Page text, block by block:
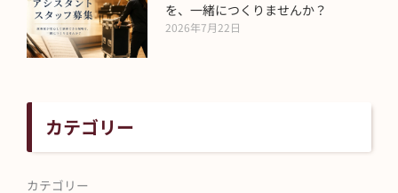
を、一緒につくりませんか？
2026年7月22日
カテゴリー
カテゴリー